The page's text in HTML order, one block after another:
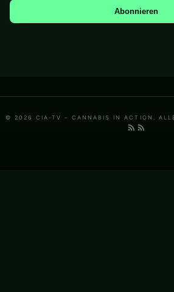
Abonnieren
© 2026 CIA-TV – CANNABIS IN ACTION. ALLE